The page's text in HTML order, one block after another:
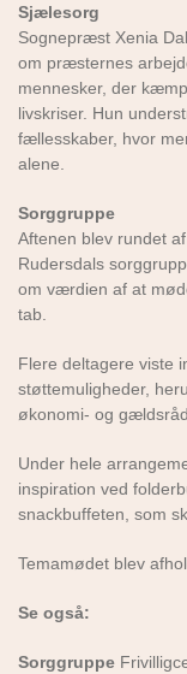
Sjælesorg
Sognepræst Xenia
om præsternes
mennesker, der
livskriser. Hun
fællesskaber, hvor
alene.
Sorggruppe
Aftenen blev rundet
Rudersdals
om værdien af at
tab.
Flere deltagere viste
støttemuligheder,
økonomi- og
Under hele
inspiration ved
snackbuffeten, som
Temamødet blev
Se også:
Sorggruppe